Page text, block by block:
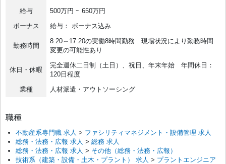
給与
500万円 ~ 650万円
ボーナス
給与： ボーナス込み
勤務時間
8:20～17:20の実働8時間勤務 現場状況により勤務時間
変更の可能性あり
休日・休暇
完全週休二日制（土日）、祝日、年末年始 年間休日：
120日程度
業種
人材派遣・アウトソーシング
職種
不動産系専門職 求人 > ファシリティマネジメント・設備管理 求人
総務・法務・広報 求人 > 総務 求人
総務・法務・広報 求人 > その他（総務・法務・広報）
技術系（建築・設備・土木・プラント） 求人 > プラントエンジニア